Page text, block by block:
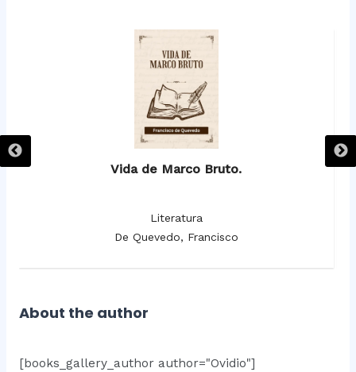
Vida de Marco Bruto.
Literatura
De Quevedo, Francisco
About the author
[books_gallery_author author="Ovidio"]